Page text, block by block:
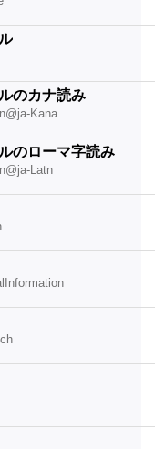
のカナ読み
Kana
のローマ字読み
Latn